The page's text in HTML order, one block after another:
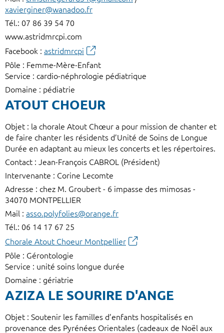
xavierginer@wanadoo.fr
Tél.: 07 86 39 54 70
www.astridmrcpi.com
Facebook : astridmrcpi
Pôle : Femme-Mère-Enfant
Service : cardio-néphrologie pédiatrique
Domaine : pédiatrie
ATOUT CHOEUR
Objet : la chorale Atout Chœur a pour mission de chanter et
de faire chanter les résidents d’Unité de Soins de Longue
Durée en adaptant au mieux les concerts et les répertoires.
Contact : Jean-François CABROL (Président)
Intervenante : Corine Lecomte
Adresse : chez M. Groubert - 6 impasse des mimosas -
34070 MONTPELLIER
Mail : asso.polyfolies@orange.fr
Tél.: 06 14 17 67 25
Chorale Atout Choeur Montpellier
Pôle : Gérontologie
Service : unité soins longue durée
Domaine : gériatrie
AZIZA LE SOURIRE D'ANGE
Objet : Soutenir les familles d’enfants hospitalisés en
provenance des Pyrénées Orientales (cadeaux de Noël aux